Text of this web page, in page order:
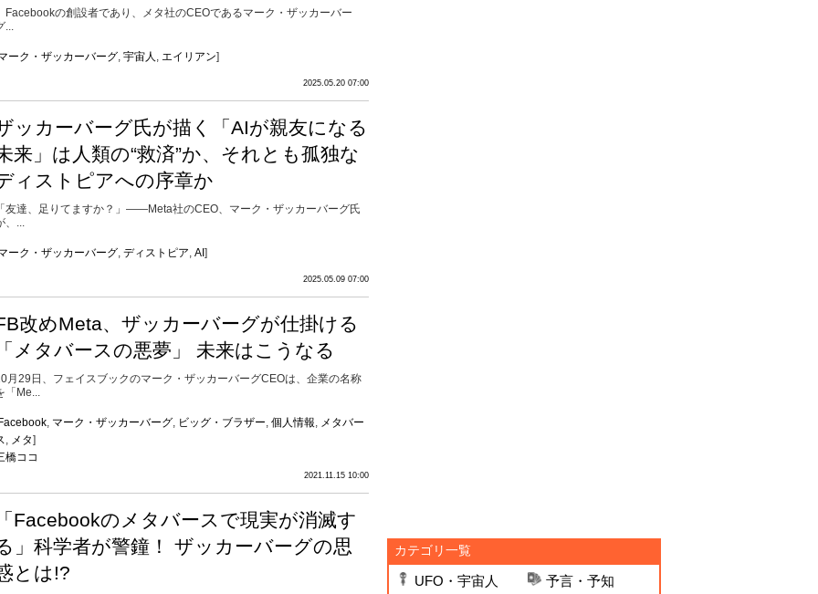
の創設者であり、メタ社のCEOであるマーク・ザッカーバー
...
ーク・ザッカーバーグ, 宇宙人 , エイリアン]
2025.05.20 07:00
ッカーバーグ氏が描く「AIが親友になる
来」は人類の“救済”か、それとも孤独な
ィストピアへの序章か
友達、足りてますか？」――Meta社のCEO、マーク・ザッカーバーグ氏
、...
ーク・ザッカーバーグ, ディストピア, AI ]
2025.05.09 07:00
改めMeta、ザッカーバーグが仕掛ける
メタバースの悪夢」 未来はこうなる
月29日、フェイスブックのマーク・ザッカーバーグCEOは、企業の名称
「Me...
, マーク・ザッカーバーグ, ビッグ・ブラザー, 個人情報, メタバー
, メタ]
2021.11.15 10:00
橋ココ
Facebookのメタバースで現実が消滅す
」科学者が警鐘！ ザッカーバーグの思
とは!?
カテゴリ一覧
UFO・宇宙人
予言・予知